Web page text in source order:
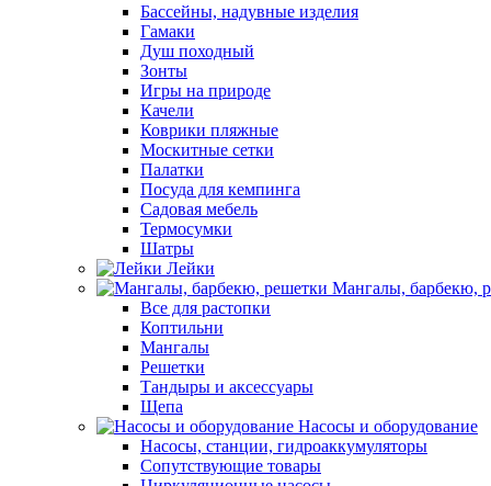
Бассейны, надувные изделия
Гамаки
Душ походный
Зонты
Игры на природе
Качели
Коврики пляжные
Москитные сетки
Палатки
Посуда для кемпинга
Садовая мебель
Термосумки
Шатры
Лейки
Мангалы, барбекю,
Все для растопки
Коптильни
Мангалы
Решетки
Тандыры и аксессуары
Щепа
Насосы и оборудование
Насосы, станции, гидроаккумуляторы
Сопутствующие товары